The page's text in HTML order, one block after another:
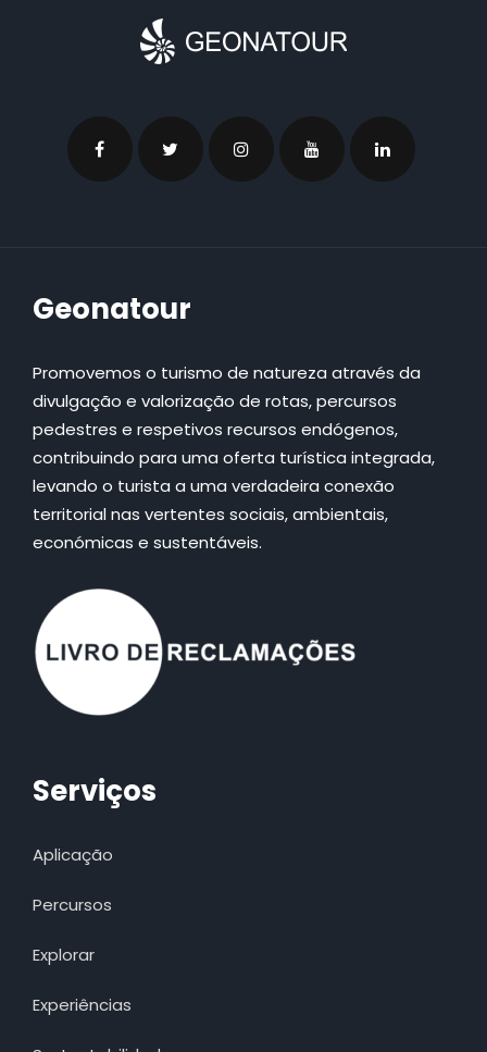
Geonatour
Promovemos o turismo de natureza através da
divulgação e valorização de rotas, percursos
pedestres e respetivos recursos endógenos,
contribuindo para uma oferta turística integrada,
levando o turista a uma verdadeira conexão
territorial nas vertentes sociais, ambientais,
económicas e sustentáveis.
Serviços
Aplicação
Percursos
Explorar
Experiências